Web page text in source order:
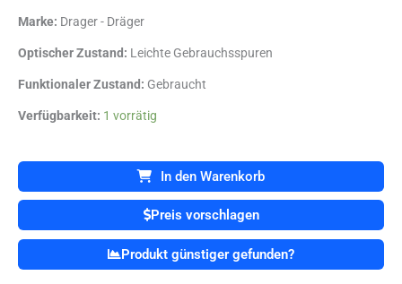
Marke: Drager - Dräger
Optischer Zustand: Leichte Gebrauchsspuren
Funktionaler Zustand: Gebraucht
Verfügbarkeit: 1 vorrätig
Draeger-
2000
Notfallbeatmungsgerät
-
Fahrbarem
Menge
In den Warenkorb
Preis vorschlagen
Produkt günstiger gefunden?